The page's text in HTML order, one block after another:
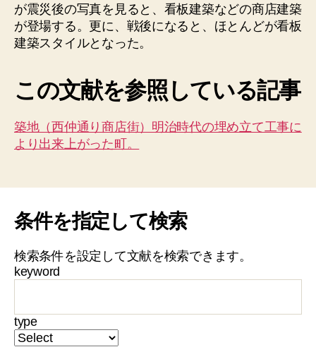
が震災後の写真を見ると、看板建築などの商店建築
が登場する。更に、戦後になると、ほとんどが看板
建築スタイルとなった。
この文献を参照している記事
築地（西仲通り商店街）明治時代の埋め立て工事に
より出来上がった町。
条件を指定して検索
検索条件を設定して文献を検索できます。
keyword
type